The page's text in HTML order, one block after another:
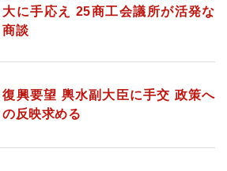
大に手応え 25商工会議所が活発な
商談
復興要望 輿水副大臣に手交 政策へ
の反映求める